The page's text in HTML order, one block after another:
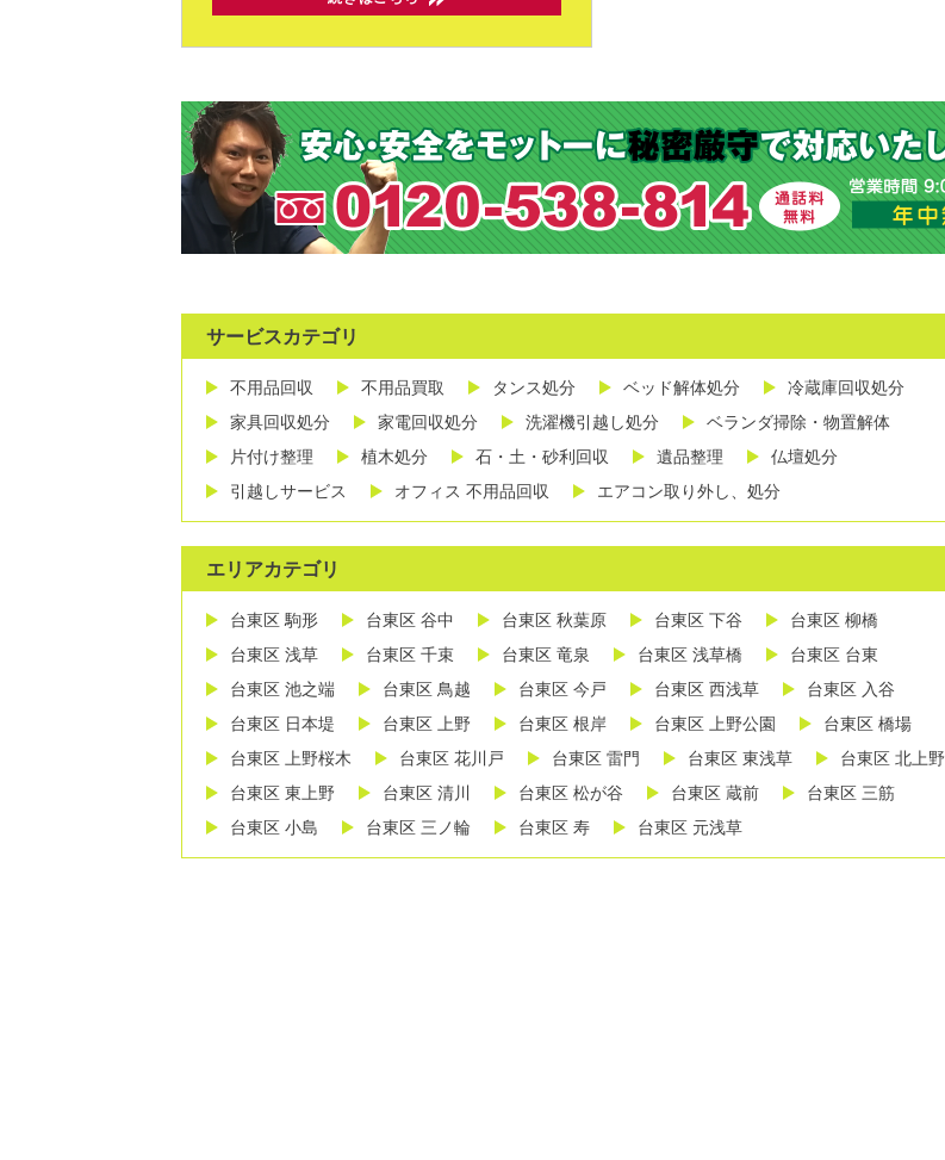
サービスカテゴリ
不用品回収 不用品買取 タンス処分 ベッド解体処分
冷蔵庫回収処分
家具回収処分
家電回収処分 洗濯機引越し処分
ベランダ掃除・物置解体
片付け整理
植木処分 石・土・砂利回収 遺品整理
仏壇処分
引越しサービス
オフィス 不用品回収 エアコン取り外し、処分
エリアカテゴリ
台東区 駒形 台東区 谷中 台東区 秋葉原 台東区 下谷
台東区 柳橋
台東区 浅草
台東区 千束 台東区 竜泉 台東区 浅草橋
台東区 台東
台東区 池之端
台東区 鳥越 台東区 今戸 台東区 西浅草
台東区 入谷
台東区 日本堤
台東区 上野 台東区 根岸 台東区 上野公園
台東区 橋場
台東区 上野桜木
台東区 花川戸 台東区 雷門 台東区 東浅草
台東区 北上野
台東区 東上野
台東区 清川 台東区 松が谷 台東区 蔵前
台東区 三筋
台東区 小島
台東区 三ノ輪 台東区 寿 台東区 元浅草